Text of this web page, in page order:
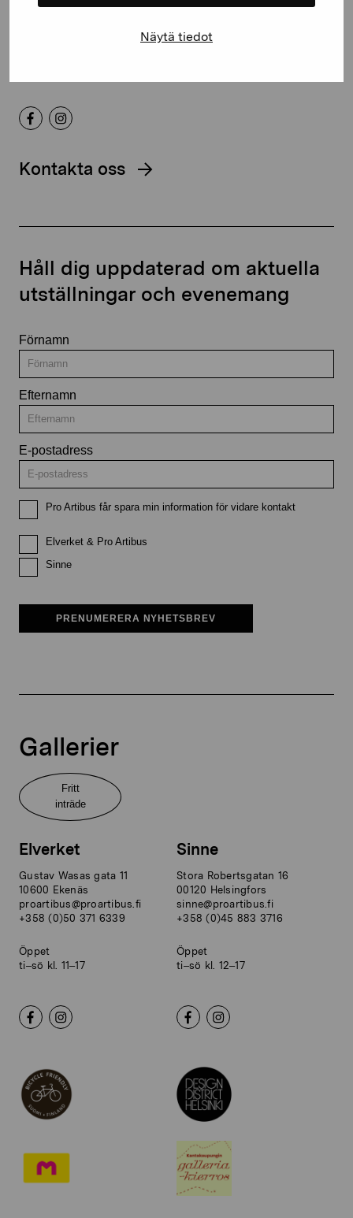
Näytä tiedot
Gustav Wasas gata 11
Kontakta oss
Håll dig uppdaterad om aktuella
utställningar och evenemang
Förnamn
Efternamn
E-postadress
Pro Artibus får spara min information för vidare kontakt
Elverket & Pro Artibus
Sinne
PRENUMERERA NYHETSBREV
Gallerier
Fritt
inträde
Elverket
Gustav Wasas gata 11
10600 Ekenäs
proartibus@proartibus.fi
+358 (0)50 371 6339
Öppet
ti–sö kl. 11–17
Sinne
Stora Robertsgatan 16
00120 Helsingfors
sinne@proartibus.fi
+358 (0)45 883 3716
Öppet
ti–sö kl. 12–17